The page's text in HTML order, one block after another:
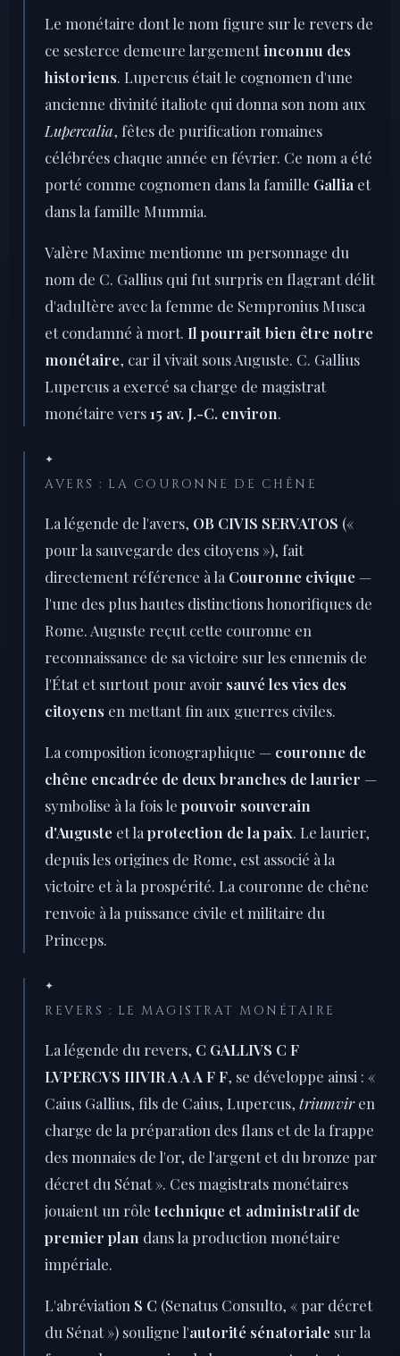
Le monétaire dont le nom figure sur le revers de
ce sesterce demeure largementinconnu des
historiens. Lupercus était le cognomen d'une
ancienne divinité italiote qui donna son nom aux
Lupercalia, fêtes de purification romaines
célébrées chaque année en février. Ce nom a été
porté comme cognomen dans la famille Gallia et
dans la famille Mummia.
Valère Maxime mentionne un personnage du
nom de C. Gallius qui fut surpris en flagrant délit
d'adultère avec la femme de Sempronius Musca
et condamné à mort. Il pourrait bien être notre
monétaire, car il vivait sous Auguste. C. Gallius
Lupercus a exercé sa charge de magistrat
monétaire vers15 av. J.-C. environ.
✦
AVERS : LA COURONNE DE CHÊNE
La légende de l'avers, OB CIVIS SERVATOS («
pour la sauvegarde des citoyens »), fait
directement référence à laCouronne civique —
l'une des plus hautes distinctions honorifiques de
Rome. Auguste reçut cette couronne en
reconnaissance de sa victoire sur les ennemis de
l'État et surtout pour avoir sauvé les vies des
citoyens en mettant fin aux guerres civiles.
La composition iconographique — couronne de
chêne encadrée de deux branches de laurier —
symbolise à la fois le pouvoir souverain
d'Auguste et laprotection de la paix. Le laurier,
depuis les origines de Rome, est associé à la
victoire et à la prospérité. La couronne de chêne
renvoie à la puissance civile et militaire du
Princeps.
✦
REVERS : LE MAGISTRAT MONÉTAIRE
La légende du revers, C GALLIVS C F
LVPERCVS IIIVIR A A A F F, se développe ainsi : «
Caius Gallius, fils de Caius, Lupercus, triumviren
charge de la préparation des flans et de la frappe
des monnaies de l'or, de l'argent et du bronze par
décret du Sénat ». Ces magistrats monétaires
jouaient un rôletechnique et administratif de
premier plan dans la production monétaire
impériale.
L'abréviation S C (Senatus Consulto, « par décret
du Sénat ») souligne l'autorité sénatoriale sur la